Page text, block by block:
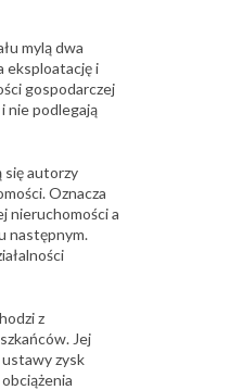
mylą dwa
eksploatację i
gospodarczej
nie podlegają
się autorzy
Oznacza
nieruchomości a
następnym.
z
Jej
ustawy zysk